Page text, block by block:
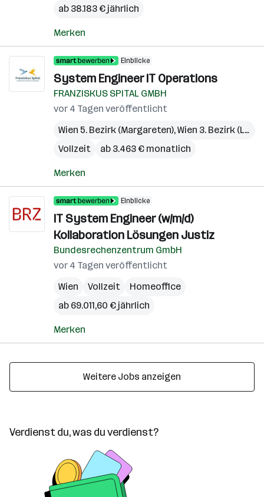
ab 38.183 € jährlich
Merken
Einblicke
System Engineer IT Operations
FRANZISKUS SPITAL GMBH
vor 4 Tagen veröffentlicht
Wien 5. Bezirk (Margareten),Wien 3. Bezirk (Landstraße)
Vollzeit
ab 3.463 € monatlich
Merken
Einblicke
IT System Engineer (w/m/d)
Kollaboration Lösungen Justiz
Bundesrechenzentrum GmbH
vor 4 Tagen veröffentlicht
Wien
Vollzeit
Homeoffice
ab 69.011,60 € jährlich
Merken
Weitere Jobs anzeigen
Verdienst du, was du verdienst?